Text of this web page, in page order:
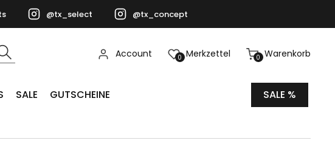
@tx_select @tx_concept
0 Warenkorb
0 Merkzettel
Account
SALE GUTSCHEINE SALE %